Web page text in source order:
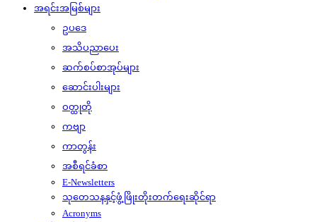
အရင်းအမြစ်များ
ဥပဒေ
အသိပညာပေး
ဆက်စပ်စာအုပ်များ
ဆောင်းပါးများ
ဝတ္ထုတို
ကဗျာ
ကာတွန်း
အစီရင်ခံစာ
E-Newsletters
သုတေသနနှင့်ဖွံ့ဖြိုးတိုးတက်ရေးဆိုင်ရာ
Acronyms